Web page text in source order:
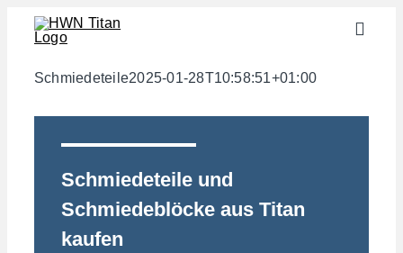
Zum
Inhalt
Toggle
Branchen
Halbzeuge
Werkstoffe
Services
Schmiedeteile2025-01-28T10:58:51+01:00
Schmiedeteile und
Schmiedeblöcke aus Titan
kaufen